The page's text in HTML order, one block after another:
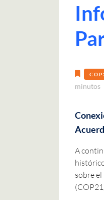
minutos
A
sobre